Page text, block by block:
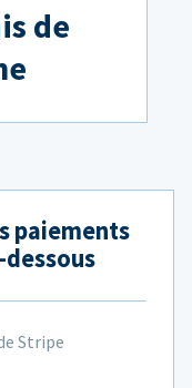
de
paiements
Stripe